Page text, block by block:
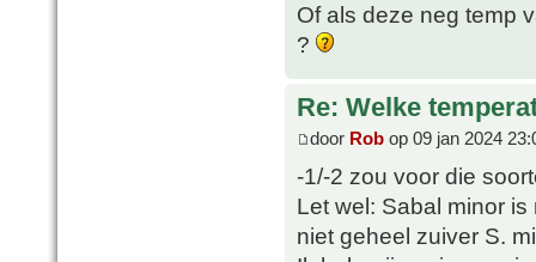
Of als deze neg temp
?
Re: Welke
door Rob op 09 jan 2024
-1/-2 zou voor die
Let wel: Sabal minor
niet geheel zuiver S.